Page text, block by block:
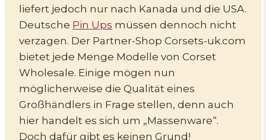
liefert jedoch nur nach Kanada und die USA.
Deutsche Pin Ups müssen dennoch nicht
verzagen. Der Partner-Shop Corsets-uk.com
bietet jede Menge Modelle von Corset
Wholesale. Einige mögen nun
möglicherweise die Qualität eines
Großhändlers in Frage stellen, denn auch
hier handelt es sich um „Massenware“.
Doch dafür gibt es keinen Grund!